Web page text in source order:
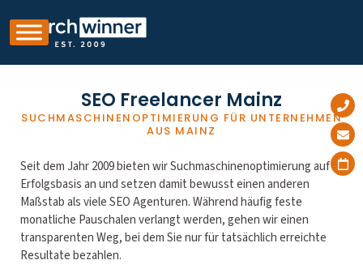
SEO Freelancer Mainz
SUCHMASCHINENOPTIMIERUNG FÜR UNTERNEHMEN
AUS MAINZ
Seit dem Jahr 2009 bieten wir Suchmaschinenoptimierung auf
Erfolgsbasis an und setzen damit bewusst einen anderen
Maßstab als viele SEO Agenturen. Während häufig feste
monatliche Pauschalen verlangt werden, gehen wir einen
transparenten Weg, bei dem Sie nur für tatsächlich erreichte
Resultate bezahlen.